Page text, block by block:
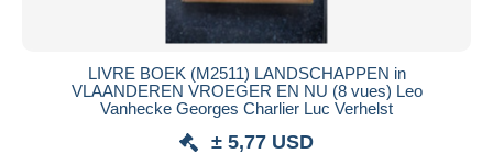
LIVRE BOEK (M2511) LANDSCHAPPEN in
VLAANDEREN VROEGER EN NU (8 vues) Leo
Vanhecke Georges Charlier Luc Verhelst
± 5,77 USD